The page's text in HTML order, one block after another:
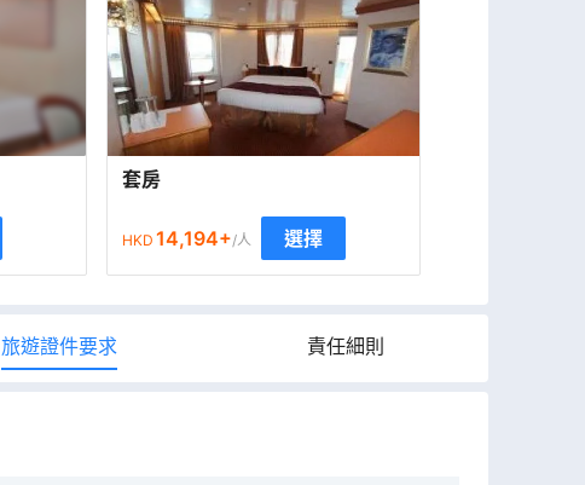
套房
HKD 14,194+/人 選擇
旅遊證件要求 責任細則